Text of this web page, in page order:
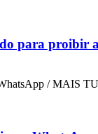
para proibir